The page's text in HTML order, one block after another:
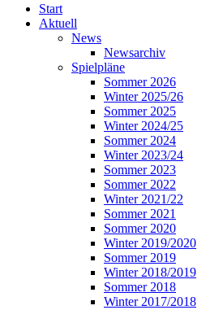
Start
Aktuell
News
Newsarchiv
Spielpläne
Sommer 2026
Winter 2025/26
Sommer 2025
Winter 2024/25
Sommer 2024
Winter 2023/24
Sommer 2023
Sommer 2022
Winter 2021/22
Sommer 2021
Sommer 2020
Winter 2019/2020
Sommer 2019
Winter 2018/2019
Sommer 2018
Winter 2017/2018